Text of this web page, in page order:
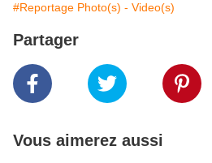
#Reportage Photo(s) - Video(s)
Partager
Vous aimerez aussi